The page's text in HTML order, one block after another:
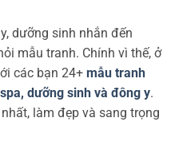
dưỡng sinh nhắn đến
mẫu tranh. Chính vì thế, ở
các bạn 24+ mẫu tranh
dưỡng sinh và đông y.
làm đẹp và sang trọng